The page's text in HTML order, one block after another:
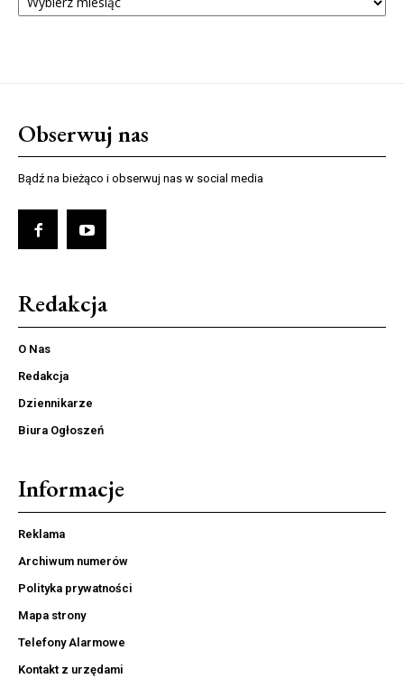
NUMERÓW
Obserwuj nas
Bądź na bieżąco i obserwuj nas w social media
Redakcja
O Nas
Redakcja
Dziennikarze
Biura Ogłoszeń
Informacje
Reklama
Archiwum numerów
Polityka prywatności
Mapa strony
Telefony Alarmowe
Kontakt z urzędami